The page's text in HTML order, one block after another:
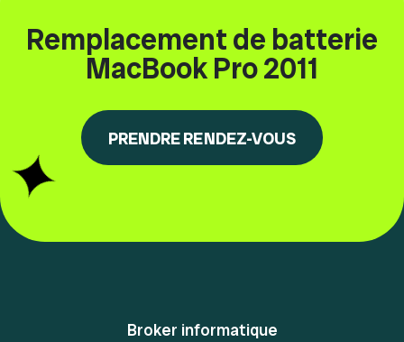
Remplacement de batterie
MacBook Pro 2011
PRENDRE RENDEZ-VOUS
Broker informatique